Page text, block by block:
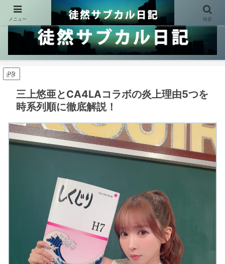
PR
三上悠亜とCA4LAコラボの炎上理由5つを
時系列順に徹底解説！
メニュー 検索